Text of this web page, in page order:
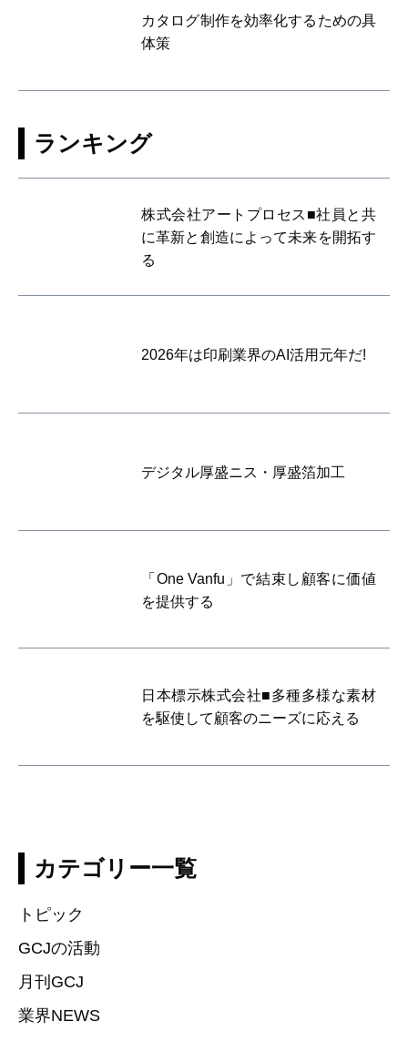
カタログ制作を効率化するための具
体策
ランキング
株式会社アートプロセス■社員と共
に革新と創造によって未来を開拓す
る
2026年は印刷業界のAI活用元年だ!
デジタル厚盛ニス・厚盛箔加工
「One Vanfu」で結束し顧客に価値
を提供する
日本標示株式会社■多種多様な素材
を駆使して顧客のニーズに応える
カテゴリー一覧
トピック
GCJの活動
月刊GCJ
業界NEWS